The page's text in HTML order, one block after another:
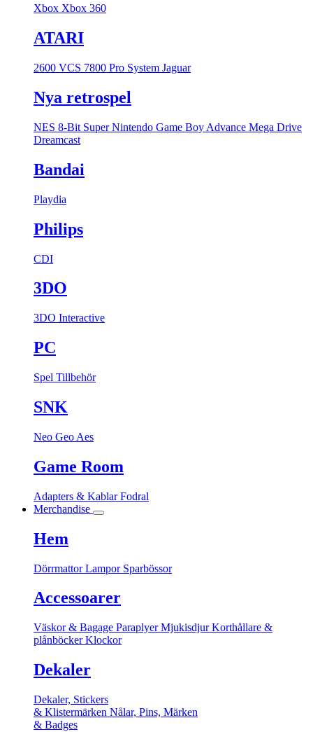
Xbox Xbox 360
ATARI
2600 VCS 7800 Pro System Jaguar
Nya retrospel
NES 8-Bit Super Nintendo Game Boy Advance Mega Drive
Dreamcast
Bandai
Playdia
Philips
CDI
3DO
3DO Interactive
PC
Spel Tillbehör
SNK
Neo Geo Aes
Game Room
Adapters & KablarFodral
Merchandise
Hem
DörrmattorLampor Sparbössor
Accessoarer
Väskor & Bagage ParaplyerMjukisdjurKorthållare &
plånböckerKlockor
Dekaler
Dekaler, Stickers
& Klistermärken Nålar, Pins, Märken
& Badges